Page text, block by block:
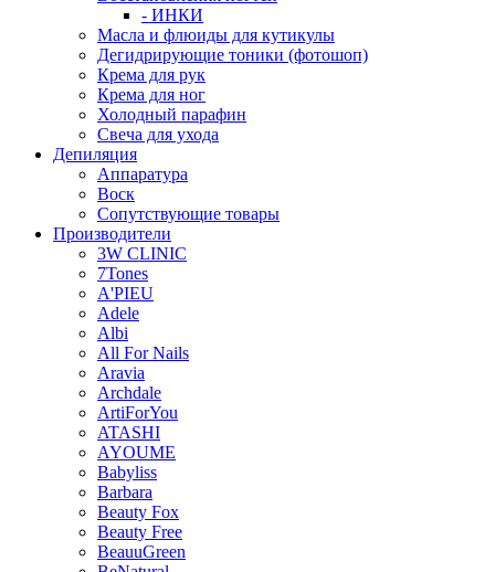
- ИНКИ
Масла и флюиды для кутикулы
Дегидрирующие тоники (фотошоп)
Крема для рук
Крема для ног
Холодный парафин
Свеча для ухода
Депиляция
Аппаратура
Воск
Сопутствующие товары
Производители
3W CLINIC
7Tones
A'PIEU
Adele
Albi
All For Nails
Aravia
Archdale
ArtiForYou
ATASHI
AYOUME
Babyliss
Barbara
Beauty Fox
Beauty Free
BeauuGreen